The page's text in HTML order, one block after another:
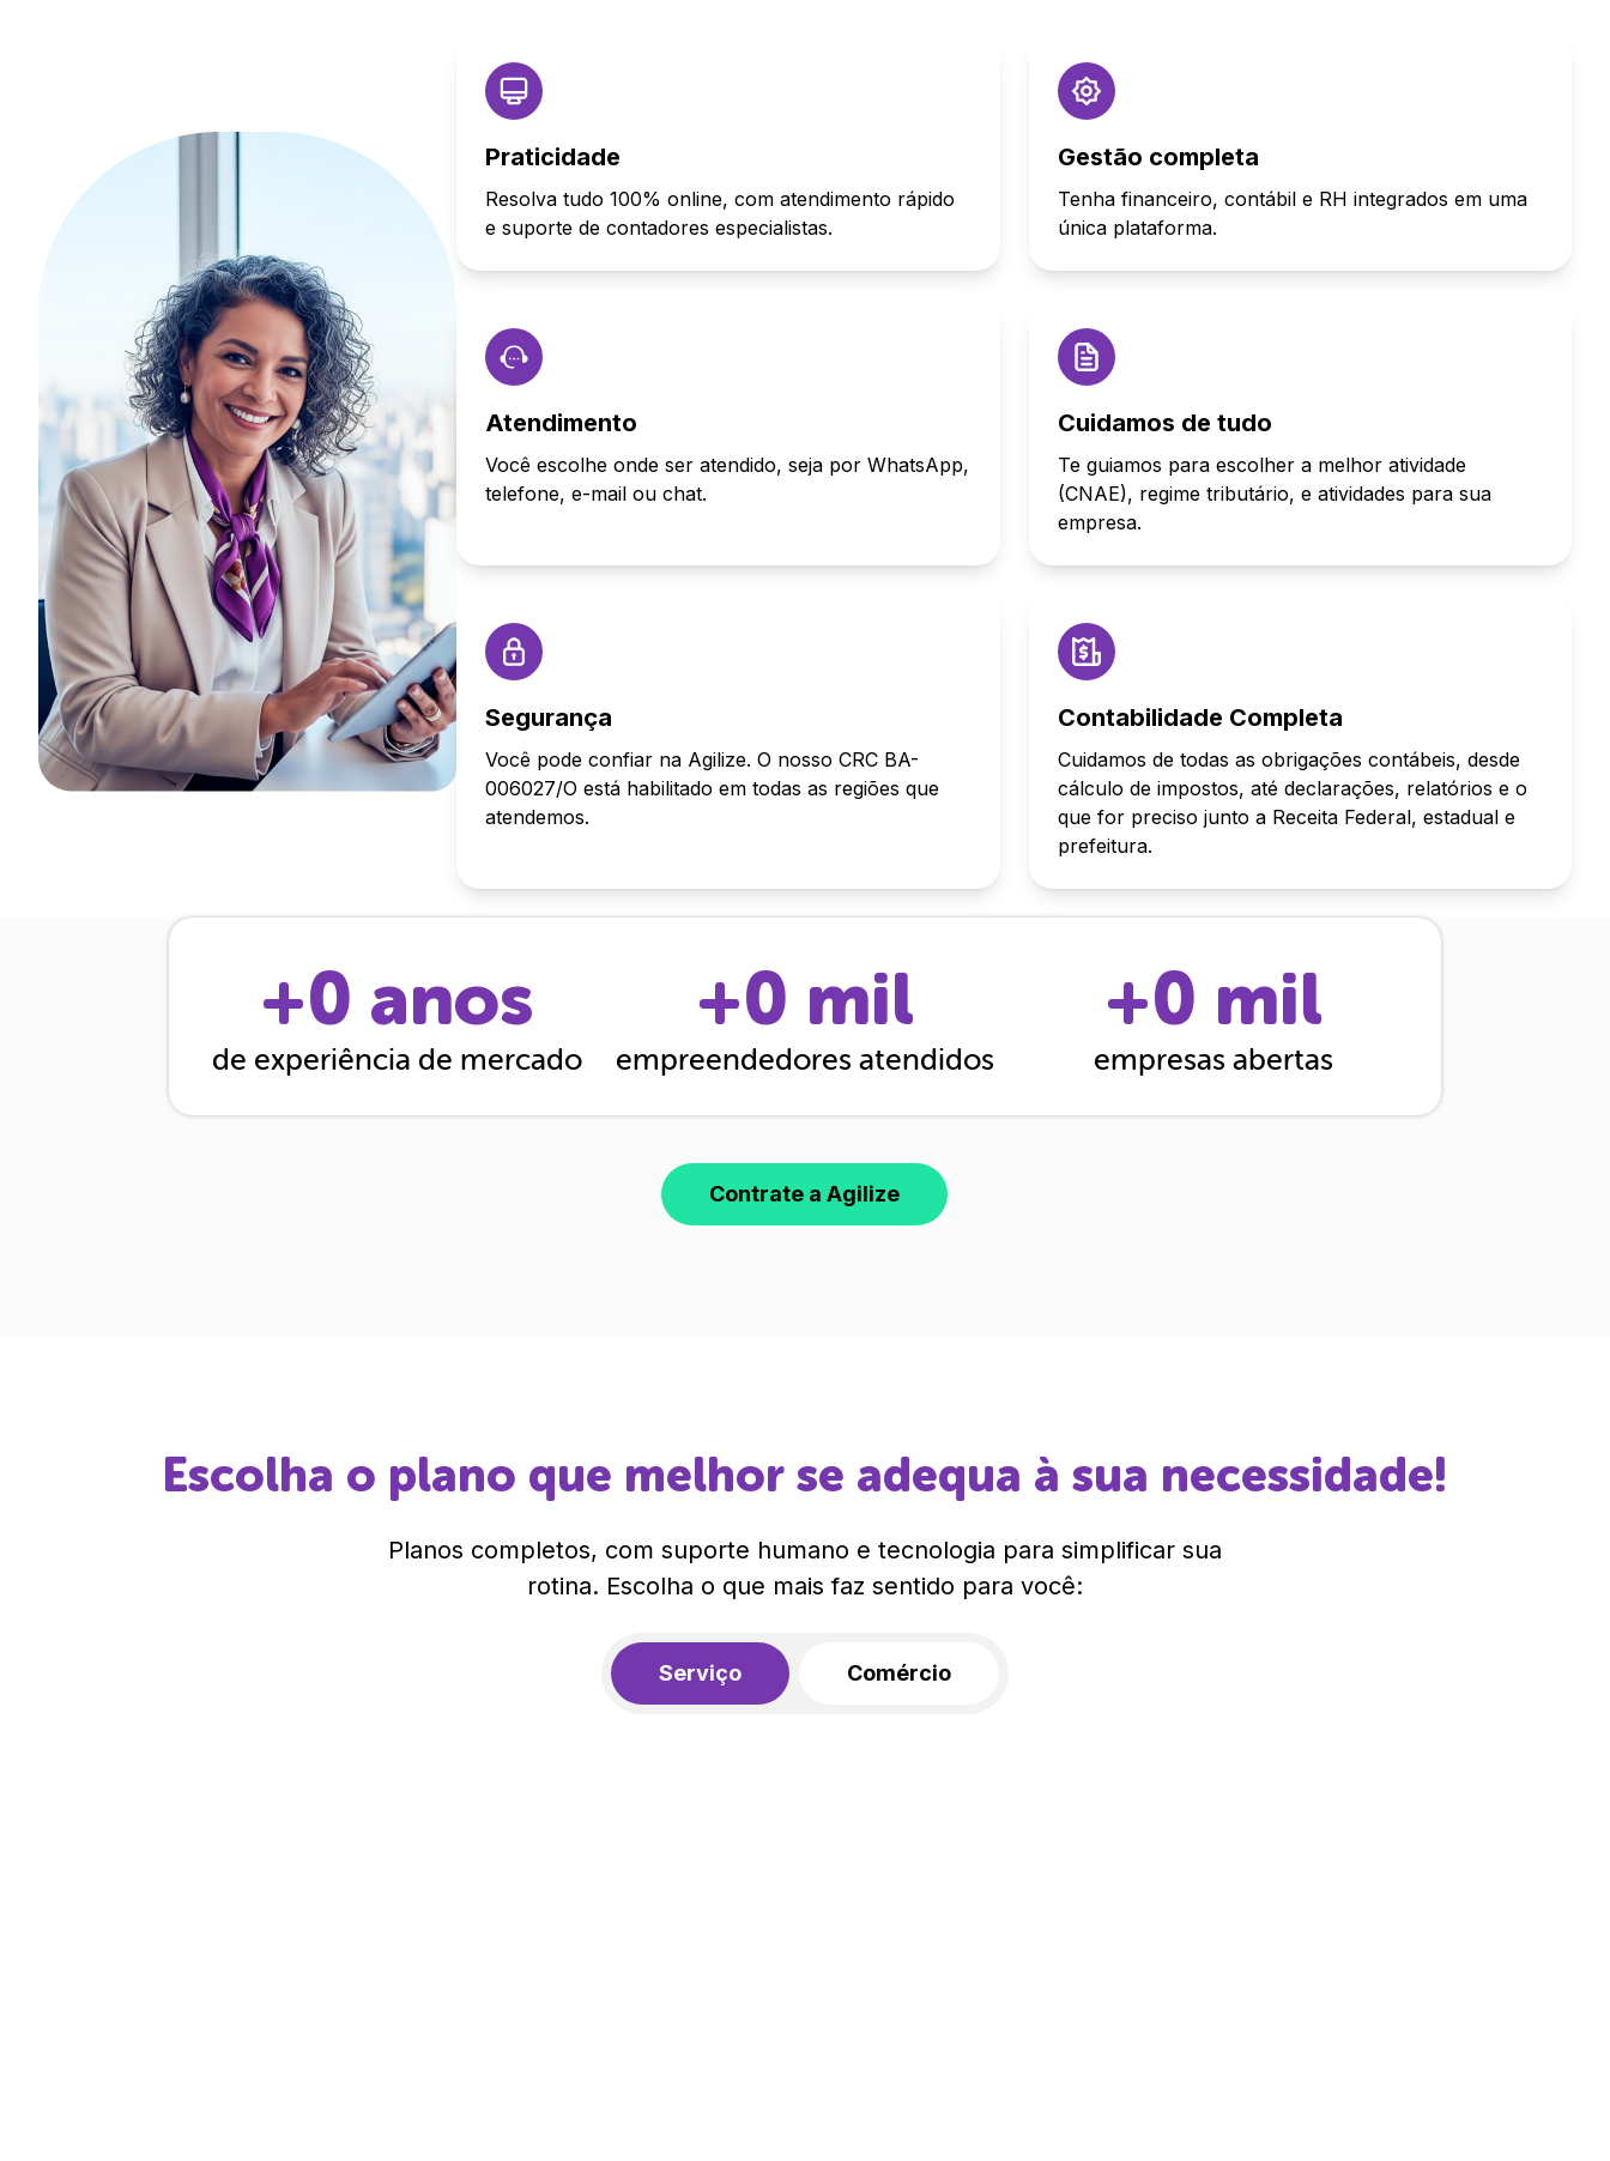
Praticidade
Resolva tudo 100% online, com atendimento rápido
e suporte de contadores especialistas.
Gestão completa
Tenha financeiro, contábil e RH integrados em uma
única plataforma.
Atendimento
Você escolhe onde ser atendido, seja por WhatsApp,
telefone, e-mail ou chat.
Cuidamos de tudo
Te guiamos para escolher a melhor atividade
(CNAE), regime tributário, e atividades para sua
empresa.
Segurança
Você pode confiar na Agilize. O nosso CRC BA-
006027/O está habilitado em todas as regiões que
atendemos.
Contabilidade Completa
Cuidamos de todas as obrigações contábeis, desde
cálculo de impostos, até declarações, relatórios e o
que for preciso junto a Receita Federal, estadual e
prefeitura.
+0 anos
de experiência de mercado
+0 mil
empreendedores atendidos
+0 mil
empresas abertas
Contrate a Agilize
Escolha o plano que melhor se adequa à sua necessidade!
Planos completos, com suporte humano e tecnologia para simplificar sua
rotina. Escolha o que mais faz sentido para você:
Serviço Comércio